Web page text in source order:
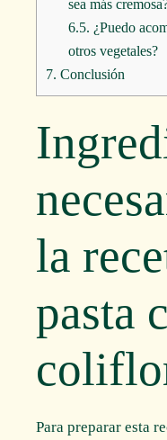
sea más
6.5. ¿Puedo
otros vegetales?
7. Conclusión
la
pasta
Para preparar esta